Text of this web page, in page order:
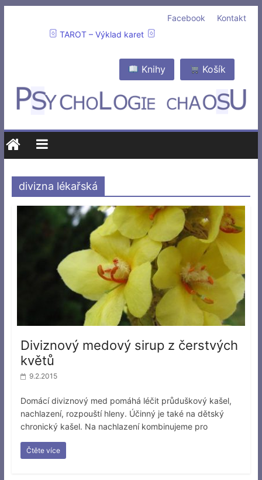
Kontakt
Facebook
TAROT – Výklad karet
Košík
Knihy
divizna lékařská
Diviznový medový sirup z čerstvých
květů
9.2.2015
Domácí diviznový med pomáhá léčit průduškový kašel,
nachlazení, rozpouští hleny. Účinný je také na dětský
chronický kašel. Na nachlazení kombinujeme pro
Čtěte více